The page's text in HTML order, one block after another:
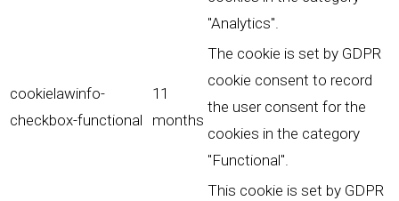
"Analytics".
cookielawinfo-
checkbox-functional
11
months
The cookie is set by GDPR
cookie consent to record
the user consent for the
cookies in the category
"Functional".
This cookie is set by GDPR